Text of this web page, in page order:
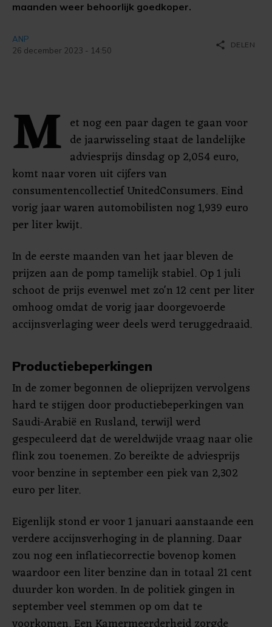
maanden weer behoorlijk goedkoper.
ANP
26 december 2023 - 14:50
share DELEN
M et nog een paar dagen te gaan voor
de jaarwisseling staat de landelijke
adviesprijs dinsdag op 2,054 euro,
komt naar voren uit cijfers van
consumentencollectief UnitedConsumers. Eind
vorig jaar waren automobilisten nog 1,939 euro
per liter kwijt.
In de eerste maanden van het jaar bleven de
prijzen aan de pomp tamelijk stabiel. Op 1 juli
schoot de prijs evenwel met zo'n 12 cent per liter
omhoog omdat de vorig jaar doorgevoerde
accijnsverlaging weer deels werd teruggedraaid.
Productiebeperkingen
In de zomer begonnen de olieprijzen vervolgens
hard te stijgen door productiebeperkingen van
Saudi-Arabië en Rusland, terwijl werd
gespeculeerd dat de wereldwijde vraag naar olie
flink zou toenemen. Zo bereikte de adviesprijs
voor benzine in september een piek van 2,302
euro per liter.
Eigenlijk stond er voor 1 januari aanstaande een
verdere accijnsverhoging in de planning. Daar
zou nog een inflatiecorrectie bovenop komen
waardoor een liter benzine dan in totaal 21 cent
duurder kon worden. In de politiek gingen in
september veel stemmen op om dat te